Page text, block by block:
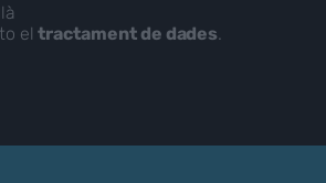
eltractament de dades.